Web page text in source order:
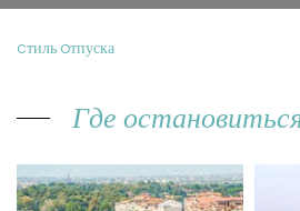
Cтиль Oтпуска
Где